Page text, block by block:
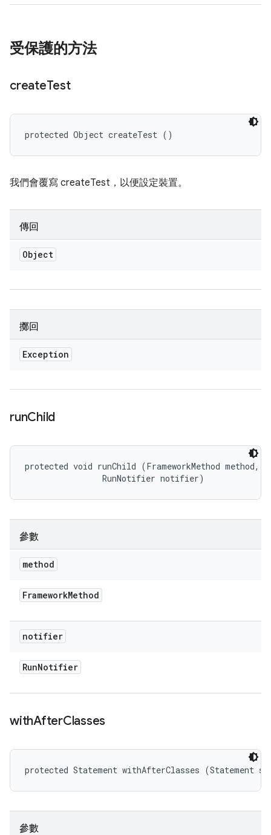
受保護的方法
createTest
protected Object createTest ()
我們會覆寫 createTest，以便設定裝置。
傳回
Object
擲回
Exception
runChild
protected void runChild (FrameworkMethod method,
                RunNotifier notifier)
參數
method
FrameworkMethod
notifier
RunNotifier
withAfterClasses
protected Statement withAfterClasses (Statement
參數